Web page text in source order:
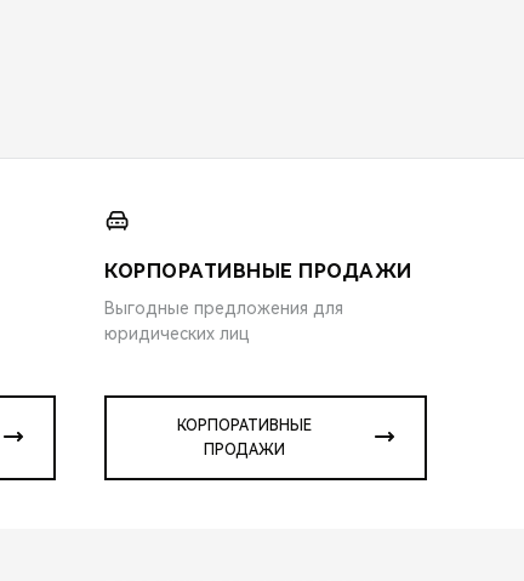
КОРПОРАТИВНЫЕ ПРОДАЖИ
Выгодные предложения для
юридических лиц
КОРПОРАТИВНЫЕ
ПРОДАЖИ